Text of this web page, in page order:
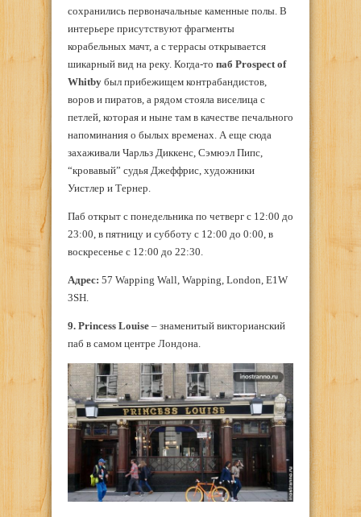
сохранились первоначальные каменные полы. В
интерьере присутствуют фрагменты
корабельных мачт, а с террасы открывается
шикарный вид на реку. Когда-то паб Prospect of
Whitby был прибежищем контрабандистов,
воров и пиратов, а рядом стояла виселица с
петлей, которая и ныне там в качестве печального
напоминания о былых временах. А еще сюда
захаживали Чарльз Диккенс, Сэмюэл Пипс,
“кровавый” судья Джеффрис, художники
Уистлер и Тернер.
Паб открыт с понедельника по четверг с 12:00 до
23:00, в пятницу и субботу с 12:00 до 0:00, в
воскресенье с 12:00 до 22:30.
Адрес: 57 Wapping Wall, Wapping, London, E1W
3SH.
9. Princess Louise – знаменитый викторианский
паб в самом центре Лондона.